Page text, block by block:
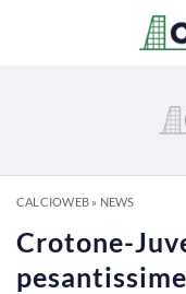
CALCIOWEB» NEWS
Crotone-